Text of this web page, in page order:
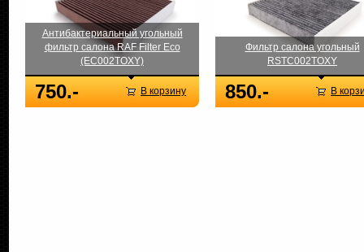
Антибактериальный угольный
фильтр салона RAF Filter Eco
(EC002TOXY)
750.- В корзину
Фильтр салона угольный
RSTC002TOXY
850.- В